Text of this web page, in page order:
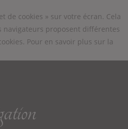
de cookies » sur votre écran. Cela
navigateurs proposent différentes
Pour en savoir plus sur la